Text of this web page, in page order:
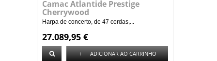
Camac Atlantide Prestige
Cherrywood
Harpa de concerto, de 47 cordas,...
27.089,95 €
+ ADICIONAR AO CARRINHO